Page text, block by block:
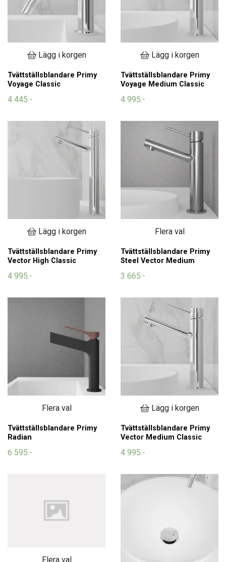
Lägg i korgen
Tvättställsblandare Primy
Voyage Classic
4 445:-
Lägg i korgen
Tvättställsblandare Primy
Voyage Medium Classic
4 995:-
Lägg i korgen
Tvättställsblandare Primy
Vector High Classic
4 995:-
Flera val
Tvättställsblandare Primy
Steel Vector Medium
3 665:-
Flera val
Tvättställsblandare Primy
Radian
6 595:-
Lägg i korgen
Tvättställsblandare Primy
Vector Medium Classic
4 995:-
Flera val